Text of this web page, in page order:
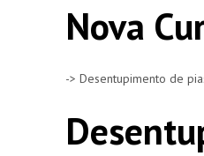
Nova
-> Desentupimento de